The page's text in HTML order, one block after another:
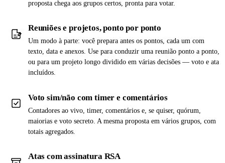
proposta chega aos grupos certos, pronta para votar.
Reuniões e projetos, ponto por ponto
Um modo à parte: você prepara antes os pontos, cada um com
texto, data e anexos. Use para conduzir uma reunião ponto a ponto,
ou para um projeto longo dividido em várias decisões — voto e ata
incluídos.
Voto sim/não com timer e comentários
Contadores ao vivo, timer, comentários e, se quiser, quórum,
maiorias e voto secreto. A mesma proposta em vários grupos, com
totais agregados.
Atas com assinatura RSA